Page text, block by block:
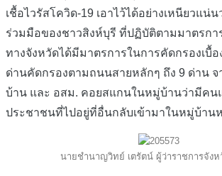
เชื้อไวรัสโควิด-19 เอาไว้ได้อย่างเหนียวแน่
ร่วมมือของชาวสิงห์บุรี ที่ปฏิบัติตามมาตรกา
ทางจังหวัดได้มีมาตรการในการคัดกรองเบื้อ
ด่านคัดกรองตามถนนสายหลักๆ ถึง 9 ด่าน
บ้าน และ อสม. คอยสแกนในหมู่บ้านว่ามีคน
ประชาชนที่ไปอยู่ที่อื่นกลับเข้ามาในหมู่บ้าน
นายชำนาญวิทย์ เตรัตน์ ผู้ว่าราชการจังห